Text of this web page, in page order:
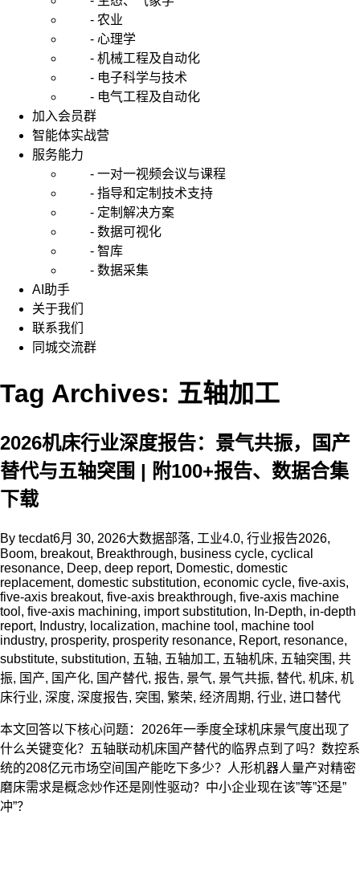
- 农业
- 心理学
- 机械工程及自动化
- 电子科学与技术
- 电气工程及自动化
加入会员群
智能体实战营
服务能力
- 一对一视频会议与课程
- 指导和定制技术支持
- 定制解决方案
- 数据可视化
- 智库
- 数据采集
AI助手
关于我们
联系我们
同城交流群
Tag Archives: 五轴加工
2026机床行业深度报告：景气共振，国产
替代与五轴突围 | 附100+报告、数据合集
下载
By tecdat6月 30, 2026大数据部落, 工业4.0, 行业报告2026,
Boom, breakout, Breakthrough, business cycle, cyclical
resonance, Deep, deep report, Domestic, domestic
replacement, domestic substitution, economic cycle, five-axis,
five-axis breakout, five-axis breakthrough, five-axis machine
tool , five-axis machining, import substitution, In-Depth, in-depth
report, Industry, localization, machine tool , machine tool
industry, prosperity, prosperity resonance, Report, resonance,
substitute, substitution, 五轴, 五轴加工, 五轴机床, 五轴突围 , 共
振, 国产, 国产化, 国产替代, 报告, 景气, 景气共振, 替代, 机床, 机
床行业, 深度, 深度报告, 突围 , 繁荣, 经济周期, 行业, 进口替代
本文回答以下核心问题：2026年一季度全球机床景气度出现了
什么关键变化？五轴联动机床国产替代的临界点到了吗？数控系
统的208亿元市场空间国产能吃下多少？人形机器人量产对精密
磨床需求是概念炒作还是刚性驱动？中小企业现在该”等”还是”
冲”？